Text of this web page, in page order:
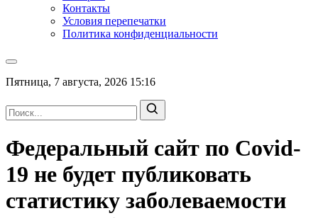
Контакты
Условия перепечатки
Политика конфиденциальности
Пятница, 7 августа, 2026 15:16
Федеральный сайт по Covid-
19 не будет публиковать
статистику заболеваемости